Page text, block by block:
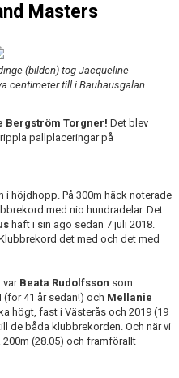
Masters
(bilden) tog Jacqueline
centimeter till i Bauhausgalan
Bergström Torgner! Det blev
pallplaceringar på
höjdhopp. På 300m häck noterade
med nio hundradelar. Det
haft i sin ägo sedan 7 juli 2018.
det med och det med
var Beata Rudolfsson som
(för 41 år sedan!) och Mellanie
högt, fast i Västerås och 2019 (19
de båda klubbrekorden. Och när vi
200m (28.05) och framförallt